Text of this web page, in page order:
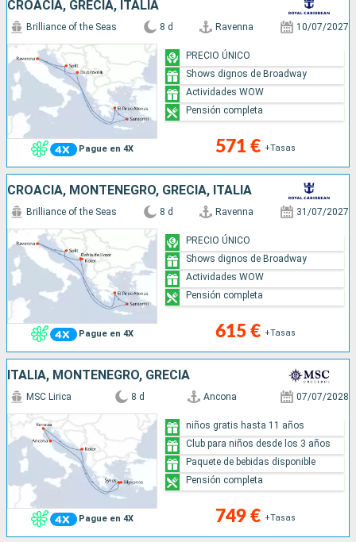
CROACIA, GRECIA, ITALIA
Pague en 4X
Brilliance of the Seas 8 d Ravenna 10/07/2027
571 € +Tasas
PRECIO ÚNICO
Shows dignos de Broadway
Actividades WOW
Pensión completa
CROACIA, MONTENEGRO, GRECIA, ITALIA
Pague en 4X
Brilliance of the Seas 8 d Ravenna 31/07/2027
615 € +Tasas
PRECIO ÚNICO
Shows dignos de Broadway
Actividades WOW
Pensión completa
ITALIA, MONTENEGRO, GRECIA
Pague en 4X
MSC Lirica 8 d Ancona 07/07/2028
749 € +Tasas
niños gratis hasta 11 años
Club para niños desde los 3 años
Paquete de bebidas disponible
Pensión completa